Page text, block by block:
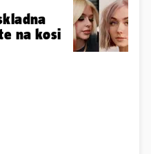
na kosi